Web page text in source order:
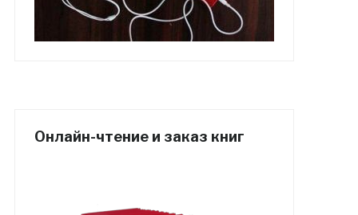
Онлайн-чтение и заказ книг